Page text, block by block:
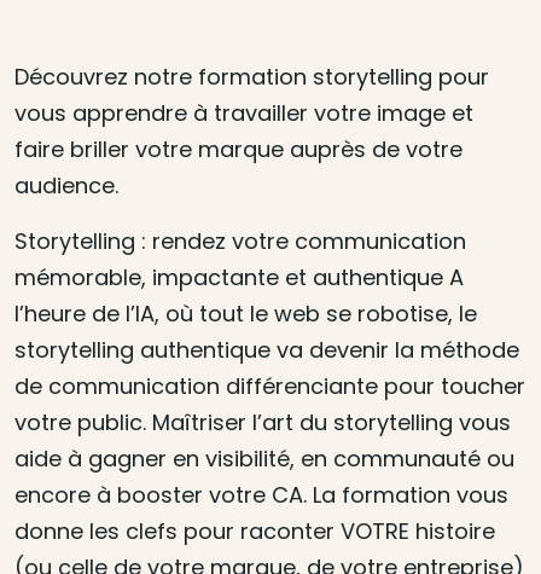
Découvrez notre formation storytelling pour
vous apprendre à travailler votre image et
faire briller votre marque auprès de votre
audience.
Storytelling : rendez votre communication
mémorable, impactante et authentique A
l’heure de l’IA, où tout le web se robotise, le
storytelling authentique va devenir la méthode
de communication différenciante pour toucher
votre public. Maîtriser l’art du storytelling vous
aide à gagner en visibilité, en communauté ou
encore à booster votre CA. La formation vous
donne les clefs pour raconter VOTRE histoire
(ou celle de votre marque, de votre entreprise)